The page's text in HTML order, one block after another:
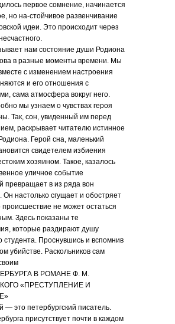
первое сомнение, начинается
но на-стойчивое развенчивание
идеи. Это происходит через
нам состояние души Родиона
в разные моменты времени. Мы
с изменением настроения
и его отношения с
сама атмосфера вокруг него.
мы узнаем о чувствах героя
Так, сон, увиденный им перед
раскрывает читателю истинное
Герой сна, маленький
свидетелем избиения
хозяином. Такое, казалось
уличное событие
превращает в из ряда вон
настолько сгущает и обостряет
происшествие не может остаться
Здесь показаны те
которые раздирают душу
студента. Проснувшись и вспомнив
убийстве. Раскольников сам
В РОМАНЕ Ф. М.
«ПРЕСТУПЛЕНИЕ И
— это петербургский писатель.
присутствует почти в каждом